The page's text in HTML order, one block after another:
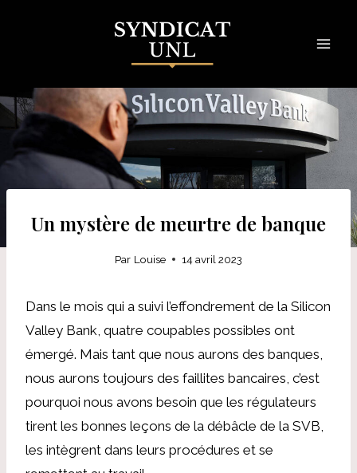
Un mystère de meurtre de banque
Par Louise 14 avril 2023
Dans le mois qui a suivi l’effondrement de la Silicon
Valley Bank, quatre coupables possibles ont
émergé. Mais tant que nous aurons des banques,
nous aurons toujours des faillites bancaires, c’est
pourquoi nous avons besoin que les régulateurs
tirent les bonnes leçons de la débâcle de la SVB,
les intègrent dans leurs procédures et se